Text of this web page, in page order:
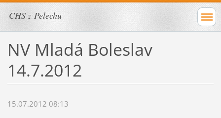
CHS z Pelechu
NV Mladá Boleslav
14.7.2012
15.07.2012 08:13